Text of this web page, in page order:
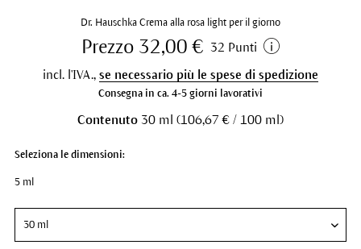
Dr. Hauschka Crema alla rosa light per il giorno
Prezzo 32,00 € 32 Punti
incl. l'IVA., se necessario più le spese di spedizione
Consegna in ca. 4-5 giorni lavorativi
Contenuto 30 ml (106,67 € / 100 ml)
Seleziona le dimensioni:
5 ml